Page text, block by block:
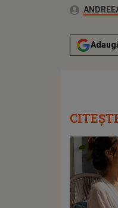
Autor: